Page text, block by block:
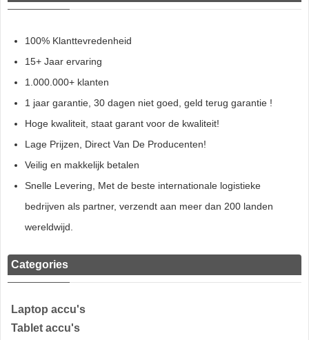
100% Klanttevredenheid
15+ Jaar ervaring
1.000.000+ klanten
1 jaar garantie, 30 dagen niet goed, geld terug garantie !
Hoge kwaliteit, staat garant voor de kwaliteit!
Lage Prijzen, Direct Van De Producenten!
Veilig en makkelijk betalen
Snelle Levering, Met de beste internationale logistieke
bedrijven als partner, verzendt aan meer dan 200 landen
wereldwijd.
Categories
Laptop accu's
Tablet accu's